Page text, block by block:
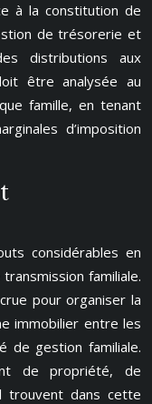
à la constitution de
de trésorerie et
distributions aux
être analysée au
famille, en tenant
d’imposition
considérables en
familiale.
pour organiser la
immobilier entre les
de gestion familiale.
de propriété, de
trouvent dans cette